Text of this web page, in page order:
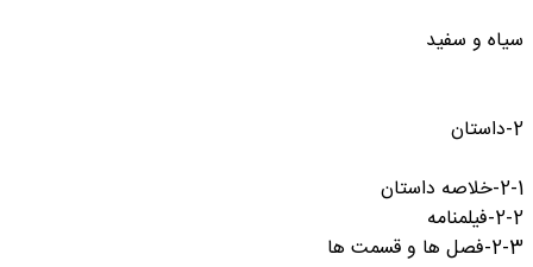
سیاه و سفید
2-داستان
2-1-خلاصه داستان
2-2-فیلمنامه
2-3-فصل ها و قسمت ها